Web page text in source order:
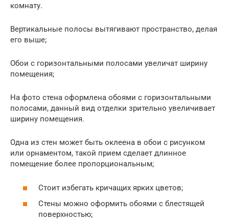
комнату.
Вертикальные полосы вытягивают пространство, делая
его выше;
Обои с горизонтальными полосами увеличат ширину
помещения;
На фото стена оформлена обоями с горизонтальными
полосами, данный вид отделки зрительно увеличивает
ширину помещения.
Одна из стен может быть оклеена в обои с рисунком
или орнаментом, такой прием сделает длинное
помещение более пропорциональным;
Стоит избегать кричащих ярких цветов;
Стены можно оформить обоями с блестящей
поверхностью;